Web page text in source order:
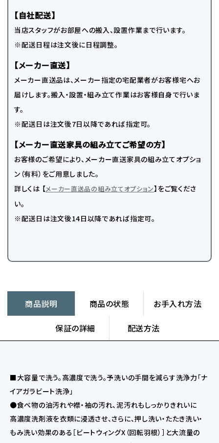
【自社配送】
当店スタッフがお部屋への搬入、設置作業まで行います。
※配送日程は注文後に日程調整。
【メーカー直送】
メーカー直送品は、メーカー指定の宅配業者がお客様宅へお
届けします。搬入・設置・組み立て作業はお客様自身で行いま
す。
※配送日は注文後7日以降であれば指定可。
【メーカー直送家具の組み立てご希望の方】
お客様のご希望により、メーカー直送家具の組み立てオプショ
ン（有料）をご用意しました。
詳しくは 【メーカー直送品の組み立てオプション】をご覧くださ
い。
※配送日は注文後14日以降であれば指定可。
商品説明 商品の状態 お手入れ方法
保証の詳細 配送方法
■大容量で洗う。高濃度で洗う。予洗いの手間を減らす洗浄力「ナ
イアガラビート洗浄」
●食べ物の油汚れや襟・袖の汚れ、泥汚れもしっかりきれいに
高濃度洗剤液を衣類に浸透させ、さらに、押し洗い・たたき洗い・
もみ洗い効果のある［ビートウィングX（回転羽根）］と大流量の